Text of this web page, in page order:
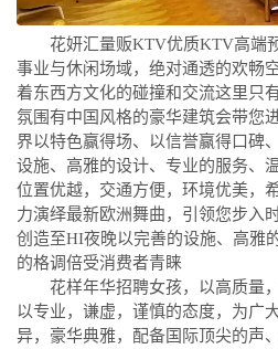
花妍汇量贩KTV优质KTV高端
事业与休闲场域，绝对通透的欢畅
着东西方文化的碰撞和交流这里只
氛围有中国风格的豪华建筑会带您
界以特色赢得场、以信誉赢得口碑
设施、高雅的设计、专业的服务、
位置优越，交通方便，环境优美，
力演绎最新欧洲舞曲，引领您步入
创造至HI夜晚以完善的设施、高雅
的格调倍受消费者青睐
花样年华招聘女孩，以高质量
以专业，谦虚，谨慎的态度，为广
异，豪华典雅，配备国际顶尖的声